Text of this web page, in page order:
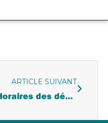
ARTICLE SUIVANT
Horaires des déchetteries pendant les vigilances canicules